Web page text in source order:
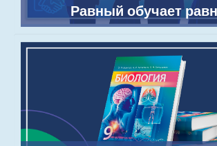
Равный обучает